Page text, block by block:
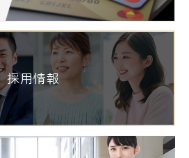
採用情報